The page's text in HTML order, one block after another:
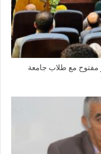
مفتوح مع طلاب جامعة